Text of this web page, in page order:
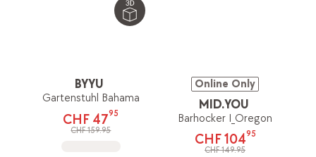
BYYU
Gartenstuhl Bahama
CHF 4795
CHF 159.95
Online Only
MID.YOU
Barhocker I_Oregon
CHF 10495
CHF 149.95